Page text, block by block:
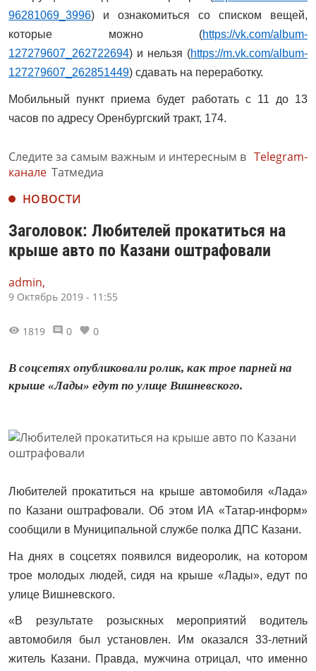
96281069_3996) и ознакомиться со списком вещей,
которые можно (https://vk.com/album-
127279607_262722694) и нельзя (https://m.vk.com/album-
127279607_262851449) сдавать на переработку.
Мобильный пункт приема будет работать с 11 до 13
часов по адресу Оренбургский тракт, 174.
Следите за самым важным и интересным в Telegram-
канале Татмедиа
НОВОСТИ
Заголовок: Любителей прокатиться на
крыше авто по Казани оштрафовали
admin,
9 Октябрь 2019 - 11:55
1819 0 0
В соцсетях опубликовали ролик, как трое парней на
крыше «Лады» едут по улице Вишневского.
Любителей прокатиться на крыше автомобиля «Лада»
по Казани оштрафовали. Об этом ИА «Татар-информ»
сообщили в Муниципальной службе полка ДПС Казани.
На днях в соцсетях появился видеоролик, на котором
трое молодых людей, сидя на крыше «Лады», едут по
улице Вишневского.
«В результате розыскных мероприятий водитель
автомобиля был установлен. Им оказался 33-летний
житель Казани. Правда, мужчина отрицал, что именно